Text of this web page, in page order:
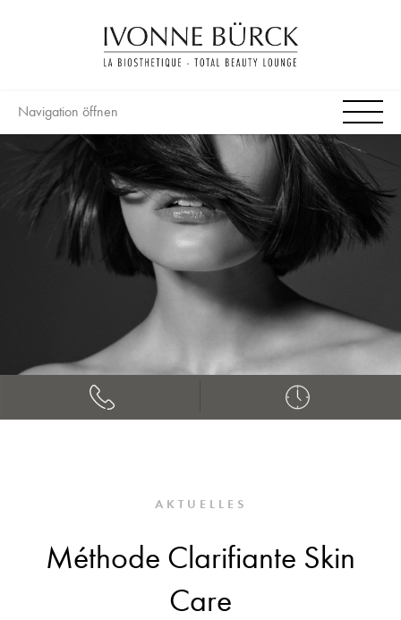
Navigation öffnen
AKTUELLES
Méthode Clarifiante Skin
Care